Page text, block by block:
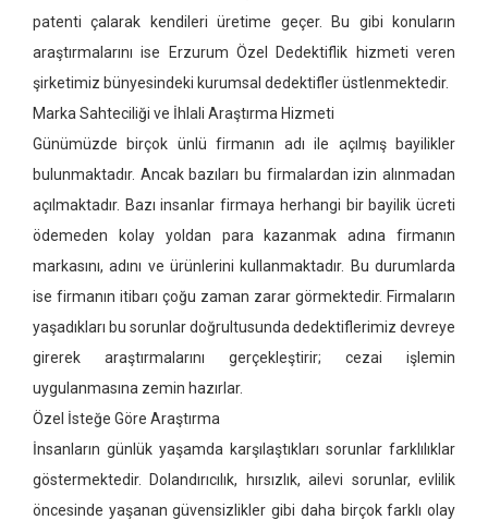
patenti çalarak kendileri üretime geçer. Bu gibi konuların
araştırmalarını ise Erzurum Özel Dedektiflik hizmeti veren
şirketimiz bünyesindeki kurumsal dedektifler üstlenmektedir.
Marka Sahteciliği ve İhlali Araştırma Hizmeti
Günümüzde birçok ünlü firmanın adı ile açılmış bayilikler
bulunmaktadır. Ancak bazıları bu firmalardan izin alınmadan
açılmaktadır. Bazı insanlar firmaya herhangi bir bayilik ücreti
ödemeden kolay yoldan para kazanmak adına firmanın
markasını, adını ve ürünlerini kullanmaktadır. Bu durumlarda
ise firmanın itibarı çoğu zaman zarar görmektedir. Firmaların
yaşadıkları bu sorunlar doğrultusunda dedektiflerimiz devreye
girerek araştırmalarını gerçekleştirir; cezai işlemin
uygulanmasına zemin hazırlar.
Özel İsteğe Göre Araştırma
İnsanların günlük yaşamda karşılaştıkları sorunlar farklılıklar
göstermektedir. Dolandırıcılık, hırsızlık, ailevi sorunlar, evlilik
öncesinde yaşanan güvensizlikler gibi daha birçok farklı olay